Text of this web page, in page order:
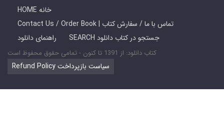
HOME خانه
Contact Us / Order Book | تماس با ما / سفارش کتاب
راهنمای دانلود
SEARCH جستجو در کتاب دانلود
کتاب دانلود: از 1391 تا کنون - تمامی حقوق محفوظ است
Refund Policy سیاست بازپرداخت